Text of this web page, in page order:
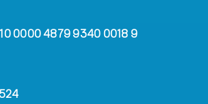
0000 4879 9340 0018 9